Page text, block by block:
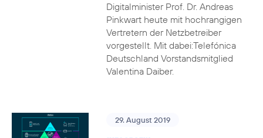
Digitalminister Prof. Dr. Andreas
Pinkwart heute mit hochrangigen
Vertretern der Netzbetreiber
vorgestellt. Mit dabei:Telefónica
Deutschland Vorstandsmitglied
Valentina Daiber.
29. August 2019